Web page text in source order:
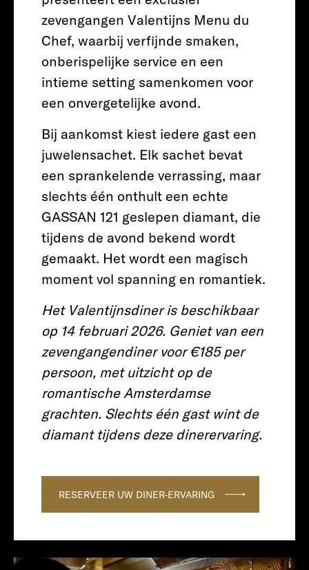
zevengangen Valentijns Menu du
Chef, waarbij verfijnde smaken,
onberispelijke service en een
intieme setting samenkomen voor
een onvergetelijke avond.
Bij aankomst kiest iedere gast een
juwelensachet. Elk sachet bevat
een sprankelende verrassing, maar
slechts één onthult een echte
GASSAN 121 geslepen diamant, die
tijdens de avond bekend wordt
gemaakt. Het wordt een magisch
moment vol spanning en romantiek.
Het Valentijnsdiner is beschikbaar
op 14 februari 2026. Geniet van een
zevengangendiner voor €185 per
persoon, met uitzicht op de
romantische Amsterdamse
grachten. Slechts één gast wint de
diamant tijdens deze dinerervaring.
RESERVEER UW DINER-ERVARING